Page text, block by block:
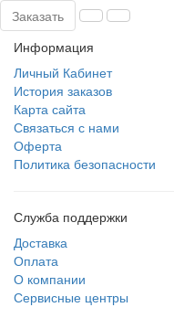
Заказать
Информация
Личный Кабинет
История заказов
Карта сайта
Связаться с нами
Оферта
Политика безопасности
Служба поддержки
Доставка
Оплата
О компании
Сервисные центры